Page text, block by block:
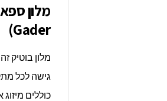
Gader)
מלון
גישה לכל